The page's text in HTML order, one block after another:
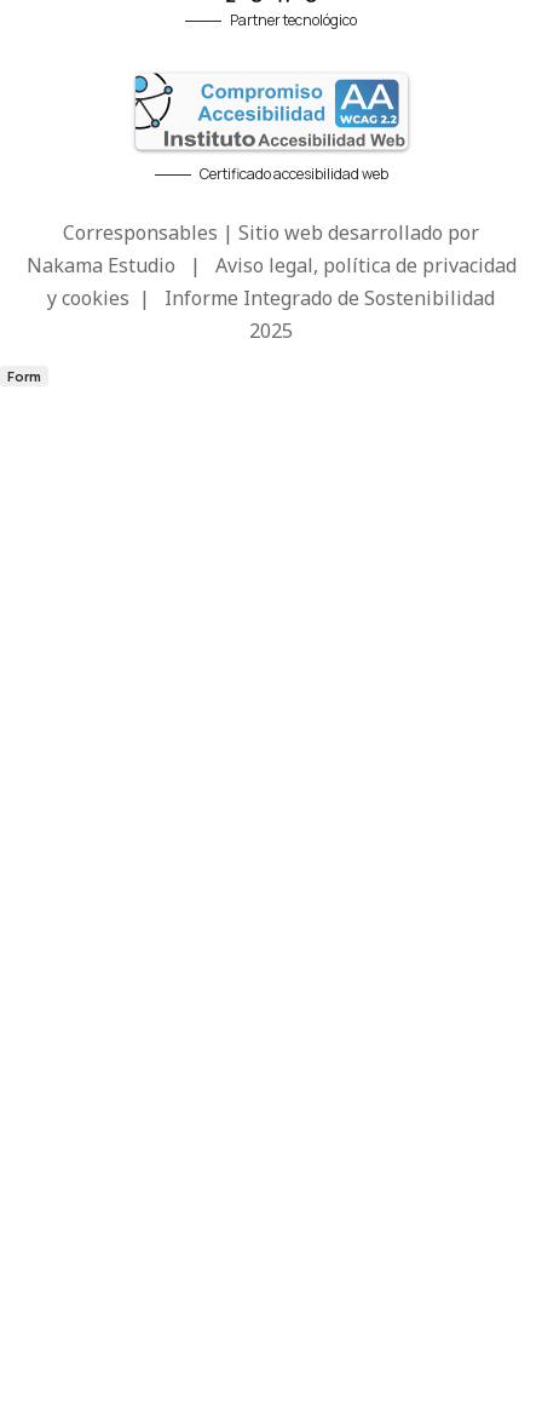
Partner tecnológico
Certificado accesibilidad web
Corresponsables | Sitio web desarrollado por
Nakama Estudio | Aviso legal, política de privacidad
y cookies | Informe Integrado de Sostenibilidad
2025
Form